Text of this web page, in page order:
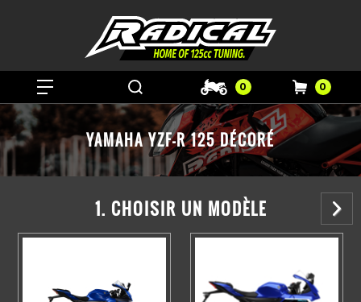
0 0
YAMAHA YZF-R 125 DÉCORÉ
1. CHOISIR UN MODÈLE